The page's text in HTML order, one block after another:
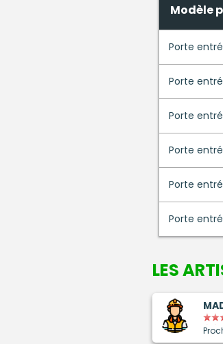
Modèle
Porte
Porte
Porte
Porte
Porte
Porte
LES